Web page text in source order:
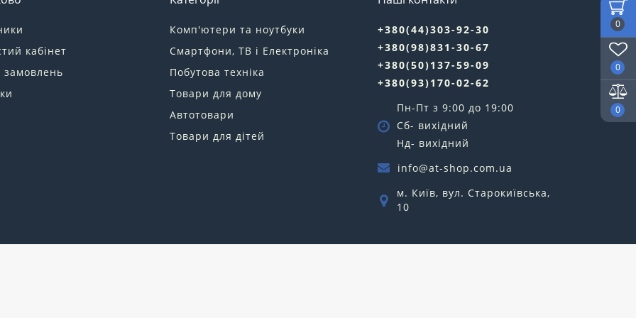
0
0
0
кабінет
замовлень
Комп'ютери та ноутбуки
Смартфони, ТВ і Електроніка
Побутова техніка
Товари для дому
Автотовари
Товари для дітей
+380(44)303-92-30
+380(98)831-30-67
+380(50)137-59-09
+380(93)170-02-62
Пн-Пт з 9:00 до 19:00
Сб- вихідний
Нд- вихідний
info@at-shop.com.ua
м. Київ, вул. Старокиївська,
10